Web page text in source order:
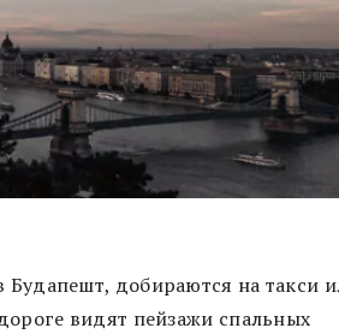
Будапешт, добираются на такси
видят пейзажи спальных